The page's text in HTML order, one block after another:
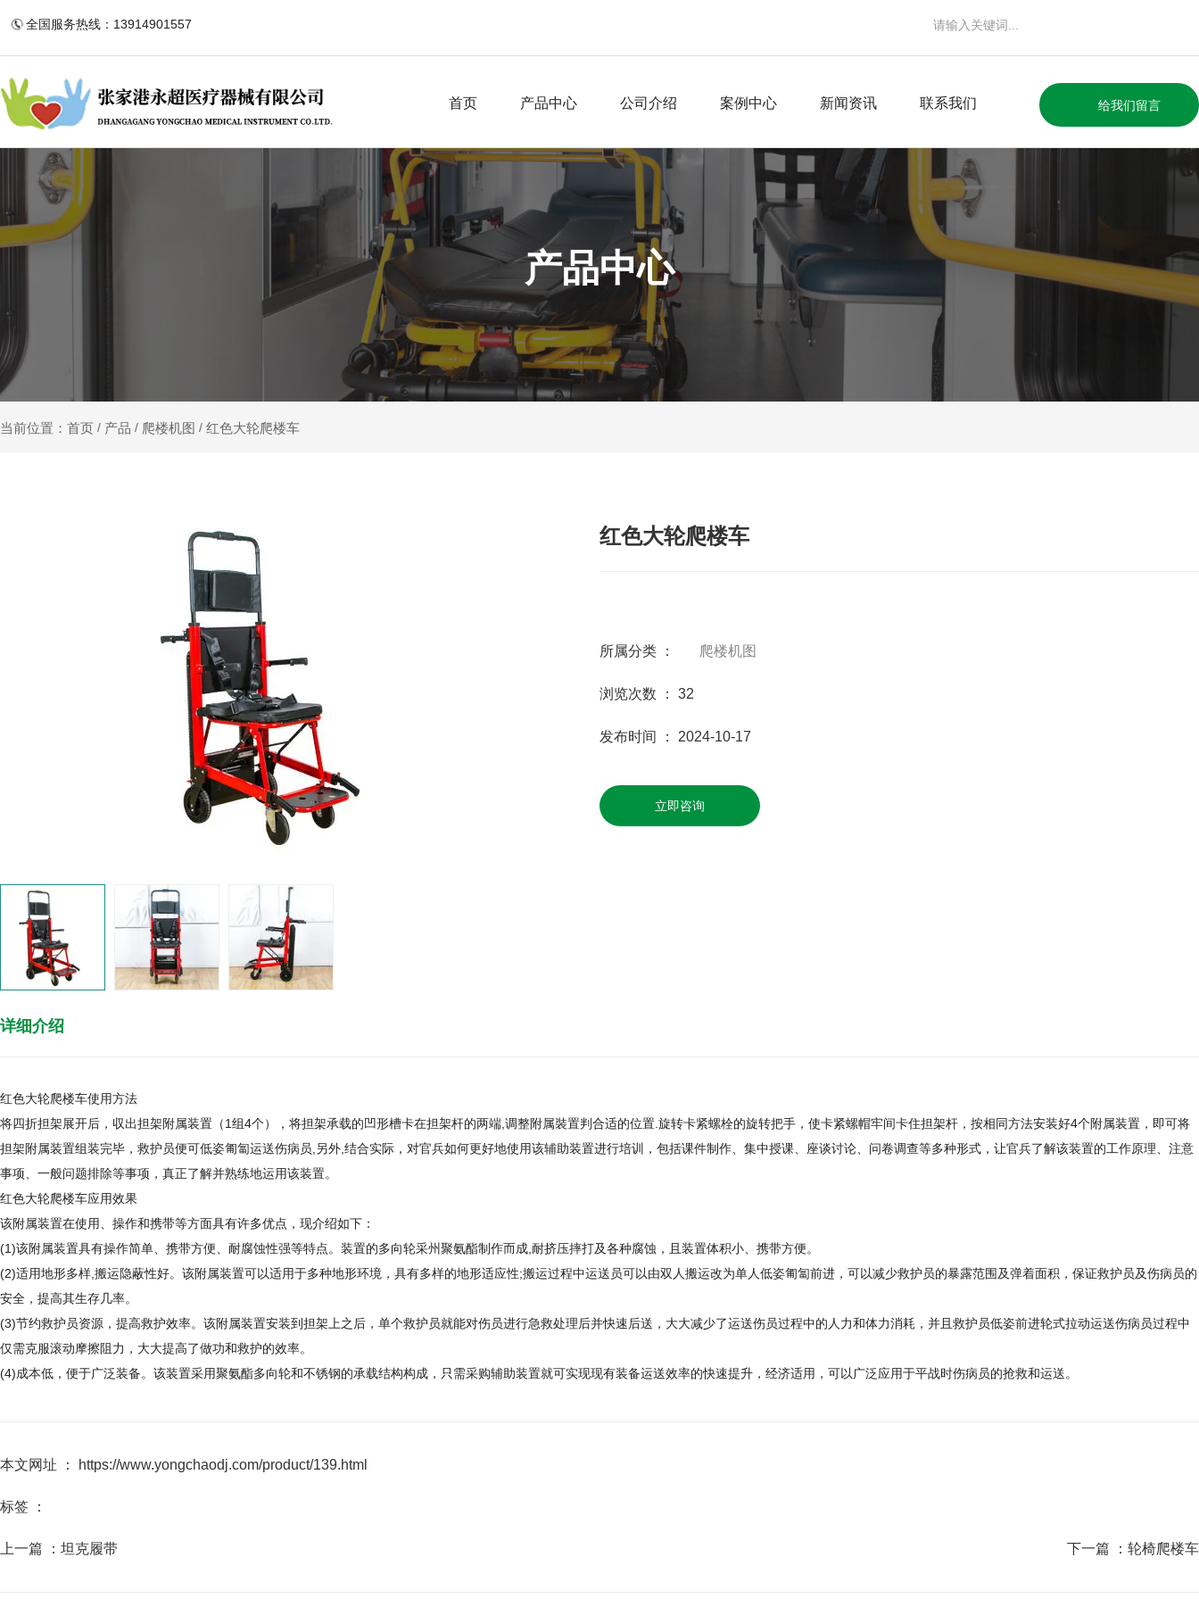
全国服务热线：13914901557
首页 产品中心 公司介绍 案例中心 新闻资讯 联系我们 给我们留言
产品中心
当前位置：首页 / 产品 / 爬楼机图 / 红色大轮爬楼车
红色大轮爬楼车
所属分类 ： 爬楼机图
浏览次数 ： 32
发布时间 ： 2024-10-17
立即咨询
详细介绍
红色大轮爬楼车使用方法
将四折担架展开后，収出担架附属装置（1组4个），将担架承载的凹形槽卡在担架杆的两端,调整附属裝置判合适的位置.旋转卡紧螺栓的旋转把手，使卡紧螺帽牢间卡住担架杆，按相同方法安装好4个附属装置，即可将
担架附属装置组装完毕，救护员便可低姿匍匐运送伤病员,另外,结合实际，对官兵如何更好地使用该辅助装置进行培训，包括课件制作、集中授课、座谈讨论、问卷调查等多种形式，让官兵了解该装置的工作原理、注意
事项、一般问题排除等事项，真正了解并熟练地运用该装置。
红色大轮爬楼车应用效果
该附属装置在使用、操作和携带等方面具有许多优点，现介绍如下：
(1)该附属装置具有操作简单、携带方便、耐腐蚀性强等特点。装置的多向轮采州聚氨酯制作而成,耐挤压摔打及各种腐蚀，且装置体积小、携带方便。
(2)适用地形多样,搬运隐蔽性好。该附属装置可以适用于多种地形环境，具有多样的地形适应性;搬运过程中运送员可以由双人搬运改为单人低姿匍匐前进，可以减少救护员的暴露范围及弹着面积，保证救护员及伤病员的
安全，提高其生存几率。
(3)节约救护员资源，提高救护效率。该附属装置安装到担架上之后，单个救护员就能对伤员进行急救处理后并快速后送，大大减少了运送伤员过程中的人力和体力消耗，并且救护员低姿前进轮式拉动运送伤病员过程中
仅需克服滚动摩擦阻力，大大提高了做功和救护的效率。
(4)成本低，便于广泛装备。该装置采用聚氨酯多向轮和不锈钢的承载结构构成，只需采购辅助装置就可实现现有装备运送效率的快速提升，经济适用，可以广泛应用于平战时伤病员的抢救和运送。
本文网址 ： https://www.yongchaodj.com/product/139.html
标签 ：
上一篇 ： 坦克履带 下一篇 ： 轮椅爬楼车